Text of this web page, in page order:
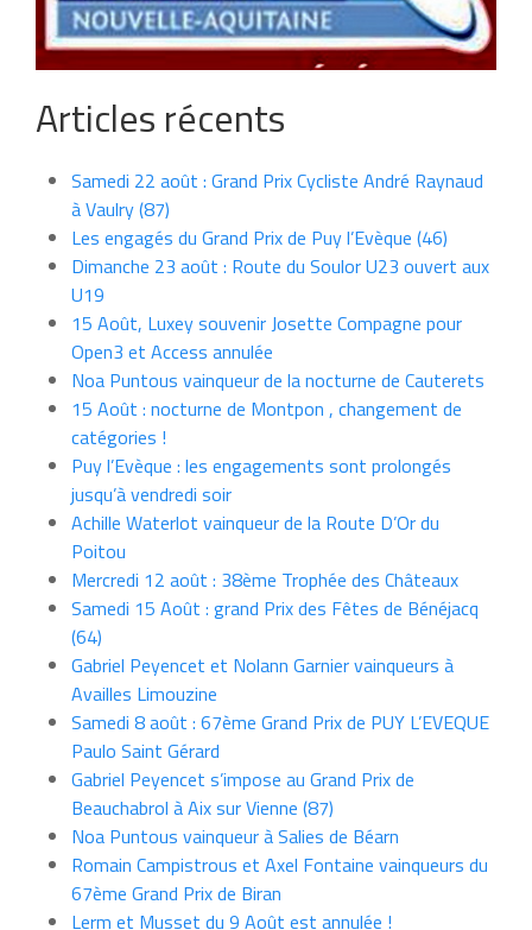
Articles récents
Samedi 22 août : Grand Prix Cycliste André Raynaud
à Vaulry (87)
Les engagés du Grand Prix de Puy l’Evèque (46)
Dimanche 23 août : Route du Soulor U23 ouvert aux
U19
15 Août, Luxey souvenir Josette Compagne pour
Open3 et Access annulée
Noa Puntous vainqueur de la nocturne de Cauterets
15 Août : nocturne de Montpon , changement de
catégories !
Puy l’Evèque : les engagements sont prolongés
jusqu’à vendredi soir
Achille Waterlot vainqueur de la Route D’Or du
Poitou
Mercredi 12 août : 38ème Trophée des Châteaux
Samedi 15 Août : grand Prix des Fêtes de Bénéjacq
(64)
Gabriel Peyencet et Nolann Garnier vainqueurs à
Availles Limouzine
Samedi 8 août : 67ème Grand Prix de PUY L’EVEQUE
Paulo Saint Gérard
Gabriel Peyencet s’impose au Grand Prix de
Beauchabrol à Aix sur Vienne (87)
Noa Puntous vainqueur à Salies de Béarn
Romain Campistrous et Axel Fontaine vainqueurs du
67ème Grand Prix de Biran
Lerm et Musset du 9 Août est annulée !